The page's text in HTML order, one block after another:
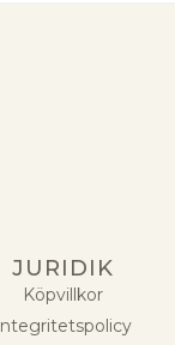
JURIDIK
Köpvillkor
Integritetspolicy